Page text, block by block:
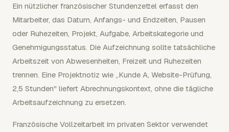
Ein nützlicher französischer Stundenzettel erfasst den
Mitarbeiter, das Datum, Anfangs- und Endzeiten, Pausen
oder Ruhezeiten, Projekt, Aufgabe, Arbeitskategorie und
Genehmigungsstatus. Die Aufzeichnung sollte tatsächliche
Arbeitszeit von Abwesenheiten, Freizeit und Ruhezeiten
trennen. Eine Projektnotiz wie „Kunde A, Website-Prüfung,
2,5 Stunden" liefert Abrechnungskontext, ohne die tägliche
Arbeitsaufzeichnung zu ersetzen.
Französische Vollzeitarbeit im privaten Sektor verwendet